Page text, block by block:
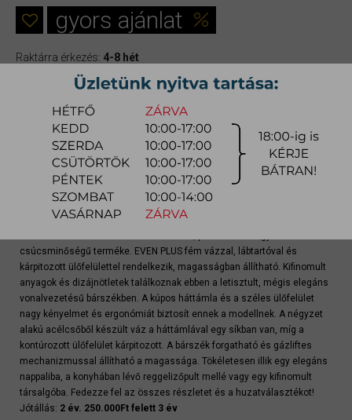
gyors ajánlat
Raktárra érkezés: 4-8 hét
Szállítási módja:
Készlet info:gyártásra
Konfigurátor
Szövet és bőrválaszték
csúcsminőségű terméke. EVEN PLUS fém vázzal, lábtartóval és
kárpitozott ülőfelülettel rendelkezik, magasságban állítható. Kifinomult
anyagok és dizájnötletek találkoznak ebben a letisztult, mégis elegáns
vonalvezetésű bárszékben. A kúpos háttámla és a széles ülőfelület
nagy kényelmet és ergonómiát biztosít ennek a modellnek. A négyzet
alakú acélcsőből készült váz a háttámlával egy síkban van, míg a
kontúrozott ülőfelület kárpitozott. A bárszék forgatható és gázliftes
mechanizmussal állítható a magassága. Tökéletesen illik egy elegáns
nappaliba, a konyhában lévő reggelizőpult mellé vagy egy kifinomult
társalgóba. Fedezze fel az összes részletet és a huzatválasztékot!
Jótállás: 2 év. 250.000Ft felett 3 év